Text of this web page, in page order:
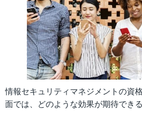
情報セキュリティマネジメントの資
面では、どのような効果が期待でき